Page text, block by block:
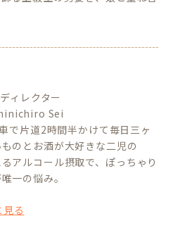
ィレクター
Sei
で片道2時間半かけて毎日三ヶ
のとお酒が大好きな二児の
アルコール摂取で、ぽっちゃり
一の悩み。
る